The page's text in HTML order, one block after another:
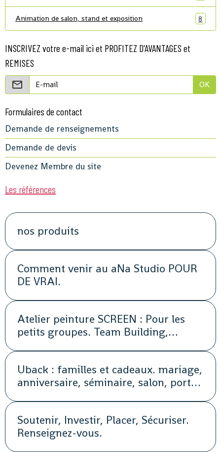
Animation de salon, stand et exposition 8
INSCRIVEZ votre e-mail ici et PROFITEZ D'AVANTAGES et
REMISES
OK
Formulaires de contact
Demande de renseignements
Demande de devis
Devenez Membre du site
Les références
nos produits
Comment venir au aNa Studio POUR
DE VRAI.
Atelier peinture SCREEN : Pour les
petits groupes. Team Building,
Uback : familles et cadeaux. mariage,
anniversaire, séminaire, salon, portes
Soutenir, Investir, Placer, Sécuriser.
Renseignez-vous.